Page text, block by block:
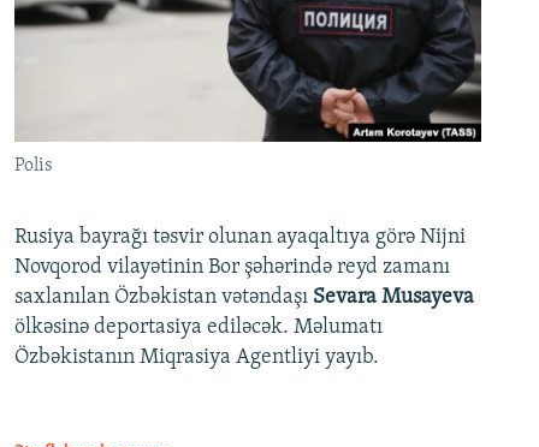
Polis
Rusiya bayrağı təsvir olunan ayaqaltıya görə Nijni
Novqorod vilayətinin Bor şəhərində reyd zamanı
saxlanılan Özbəkistan vətəndaşı Sevara Musayeva
ölkəsinə deportasiya ediləcək. Məlumatı
Özbəkistanın Miqrasiya Agentliyi yayıb.